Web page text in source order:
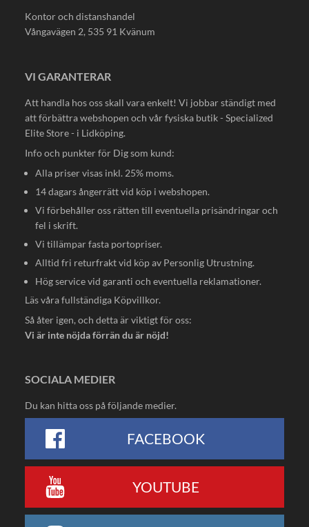
Kontor och distanshandel
Vångavägen 2, 535 91 Kvänum
VI GARANTERAR
Att handla hos oss skall vara enkelt! Vi jobbar ständigt med
att förbättra webshopen och vår fysiska butik - Specialized
Elite Store - i Lidköping.
Info och punkter för Dig som kund:
Alla priser visas inkl. 25% moms.
14 dagars ångerrätt vid köp i webshopen.
Vi förbehåller oss rätten till eventuella prisändringar och
fel i skrift.
Vi tillämpar fasta portopriser.
Alltid fri returfrakt vid köp av Personlig Utrustning.
Hög service vid garanti och eventuella reklamationer.
Läs våra fullständiga Köpvillkor.
Så åter igen, och detta är viktigt för oss:
Vi är inte nöjda förrän du är nöjd!
SOCIALA MEDIER
Du kan hitta oss på följande medier.
FACEBOOK
YOUTUBE